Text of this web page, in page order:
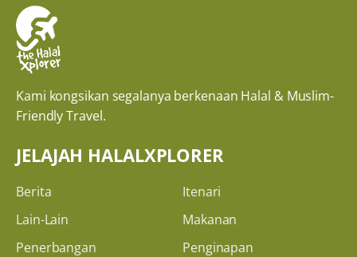
Kami kongsikan segalanya berkenaan Halal & Muslim-
Friendly Travel.
JELAJAH HALALXPLORER
Berita
Itenari
Lain-Lain
Makanan
Penerbangan
Penginapan